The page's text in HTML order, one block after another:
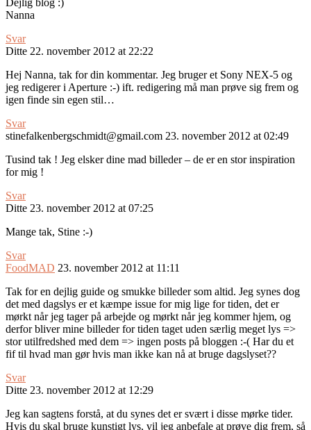
Dejlig blog :)
Nanna
Svar
Ditte 22. november 2012 at 22:22
Hej Nanna, tak for din kommentar. Jeg bruger et Sony NEX-5 og
jeg redigerer i Aperture :-) ift. redigering må man prøve sig frem og
igen finde sin egen stil…
Svar
stinefalkenbergschmidt@gmail.com 23. november 2012 at 02:49
Tusind tak ! Jeg elsker dine mad billeder – de er en stor inspiration
for mig !
Svar
Ditte 23. november 2012 at 07:25
Mange tak, Stine :-)
Svar
FoodMAD 23. november 2012 at 11:11
Tak for en dejlig guide og smukke billeder som altid. Jeg synes dog
det med dagslys er et kæmpe issue for mig lige for tiden, det er
mørkt når jeg tager på arbejde og mørkt når jeg kommer hjem, og
derfor bliver mine billeder for tiden taget uden særlig meget lys =>
stor utilfredshed med dem => ingen posts på bloggen :-( Har du et
fif til hvad man gør hvis man ikke kan nå at bruge dagslyset??
Svar
Ditte 23. november 2012 at 12:29
Jeg kan sagtens forstå, at du synes det er svært i disse mørke tider.
Hvis du skal bruge kunstigt lys, vil jeg anbefale at prøve dig frem, så